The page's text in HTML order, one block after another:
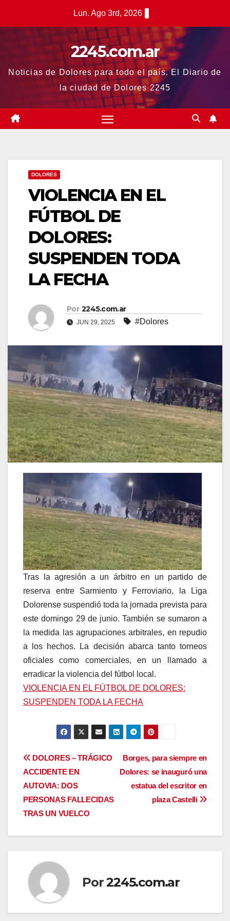
Lun. Ago 3rd, 2026
2245.com.ar
Noticias de Dolores para todo el país. El Diario de
la ciudad de Dolores 2245
DOLORES
VIOLENCIA EN EL
FÚTBOL DE
DOLORES:
SUSPENDEN TODA
LA FECHA
Por 2245.com.ar
JUN 29, 2025 #Dolores
Tras la agresión a un árbitro en un partido de
reserva entre Sarmiento y Ferroviario, la Liga
Dolorense suspendió toda la jornada prevista para
este domingo 29 de junio. También se sumaron a
la medida las agrupaciones arbitrales, en repudio
a los hechos. La decisión abarca tanto torneos
oficiales como comerciales, en un llamado a
erradicar la violencia del fútbol local.
VIOLENCIA EN EL FÚTBOL DE DOLORES:
SUSPENDEN TODA LA FECHA
Navegación
de
entradas
Borges, para siempre en
Dolores: se inauguró una
estatua del escritor en
plaza Castelli
DOLORES – TRÁGICO
ACCIDENTE EN
AUTOVIA: DOS
PERSONAS FALLECIDAS
TRAS UN VUELCO
Por2245.com.ar